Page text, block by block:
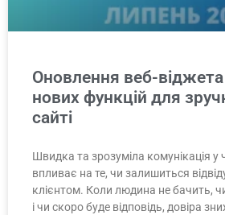
Оновлення веб-
нових функцій для
сайті
Швидка та зрозуміла комунікація у
впливає на те, чи залишиться
клієнтом. Коли людина не бачить,
і чи скоро буде відповідь, довіра